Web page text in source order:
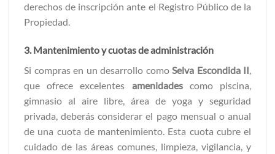
derechos de inscripción ante el Registro Público de la
Propiedad.
3. Mantenimiento y cuotas de administración
Si compras en un desarrollo como Selva Escondida II
que ofrece excelentes amenidadescomo piscina,
gimnasio al aire libre, área de yoga y seguridad
privada, deberás considerar el pago mensual o anual
de una cuota de mantenimiento. Esta cuota cubre el
cuidado de las áreas comunes, limpieza, vigilancia, y